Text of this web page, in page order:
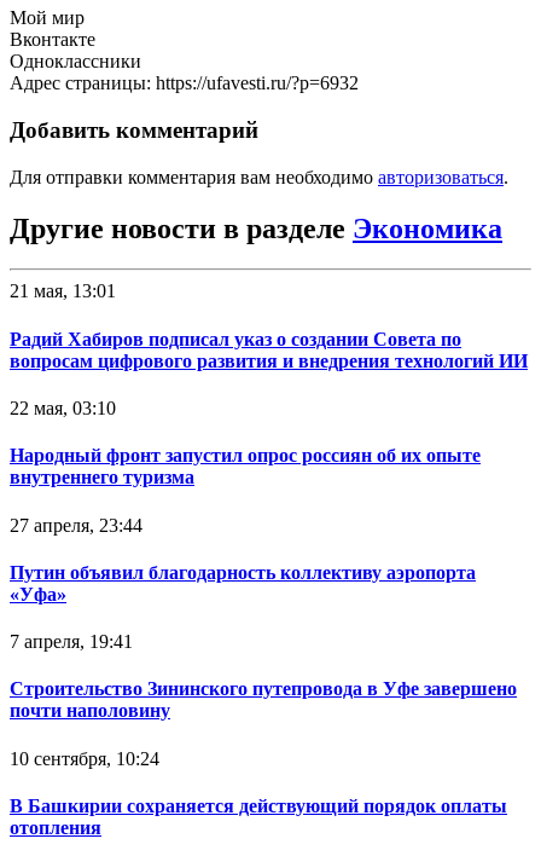
Мой мир
Вконтакте
Одноклассники
Адрес страницы: https://ufavesti.ru/?p=6932
Добавить комментарий
Для отправки комментария вам необходимо авторизоваться.
Другие новости в разделе Экономика
21 мая, 13:01
Радий Хабиров подписал указ о создании Совета по
вопросам цифрового развития и внедрения технологий ИИ
22 мая, 03:10
Народный фронт запустил опрос россиян об их опыте
внутреннего туризма
27 апреля, 23:44
Путин объявил благодарность коллективу аэропорта
«Уфа»
7 апреля, 19:41
Строительство Зининского путепровода в Уфе завершено
почти наполовину
10 сентября, 10:24
В Башкирии сохраняется действующий порядок оплаты
отопления